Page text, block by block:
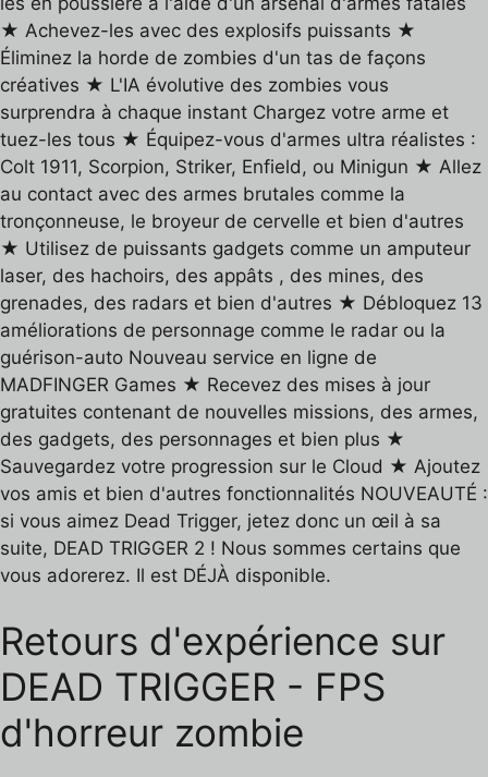
★ Achevez-les avec des explosifs puissants ★
Éliminez la horde de zombies d'un tas de façons
créatives ★ L'IA évolutive des zombies vous
surprendra à chaque instant Chargez votre arme et
tuez-les tous ★ Équipez-vous d'armes ultra réalistes :
Colt 1911, Scorpion, Striker, Enfield, ou Minigun ★ Allez
au contact avec des armes brutales comme la
tronçonneuse, le broyeur de cervelle et bien d'autres
★ Utilisez de puissants gadgets comme un amputeur
laser, des hachoirs, des appâts , des mines, des
grenades, des radars et bien d'autres ★ Débloquez 13
améliorations de personnage comme le radar ou la
guérison-auto Nouveau service en ligne de
MADFINGER Games ★ Recevez des mises à jour
gratuites contenant de nouvelles missions, des armes,
des gadgets, des personnages et bien plus ★
Sauvegardez votre progression sur le Cloud ★ Ajoutez
vos amis et bien d'autres fonctionnalités NOUVEAUTÉ :
si vous aimez Dead Trigger, jetez donc un œil à sa
suite, DEAD TRIGGER 2 ! Nous sommes certains que
vous adorerez. Il est DÉJÀ disponible.
Retours d'expérience sur
DEAD TRIGGER - FPS
d'horreur zombie